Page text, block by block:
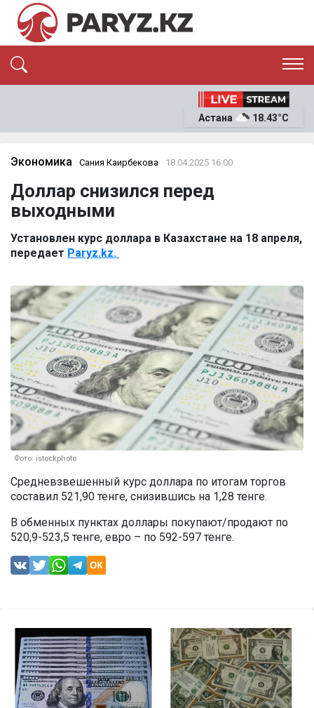
ЭКОНОМИКА
ОҚИҒА
News
Астана 18.43°C
Экономика Сания Каирбекова 18.04.2025 16:00
Доллар снизился перед
выходными
Установлен курс доллара в Казахстане на 18 апреля,
передает Paryz.kz.
Фото: istockphoto
Средневзвешенный курс доллара по итогам торгов
составил 521,90 тенге, снизившись на 1,28 тенге.
В обменных пунктах доллары покупают/продают по
520,9-523,5 тенге, евро – по 592-597 тенге.